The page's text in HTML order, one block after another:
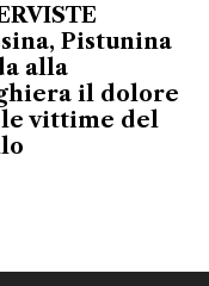
Pistunina
alla
il dolore
vittime del